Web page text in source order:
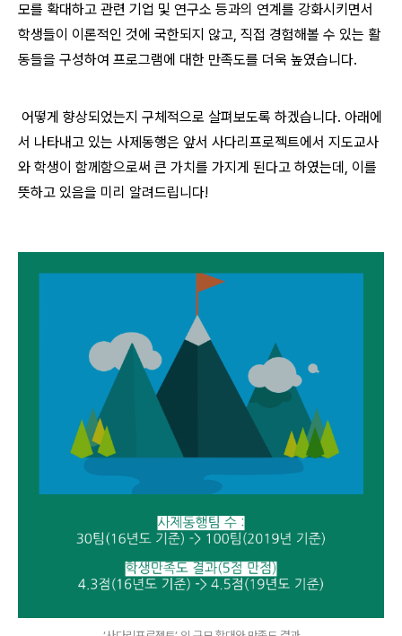
모를 확대하고 관련 기업 및 연구소 등과의 연계를 강화시키면서
학생들이 이론적인 것에 국한되지 않고, 직접 경험해볼 수 있는 활
동들을 구성하여 프로그램에 대한 만족도를 더욱 높였습니다.
어떻게 향상되었는지 구체적으로 살펴보도록 하겠습니다. 아래에
서 나타내고 있는 사제동행은 앞서 사다리프로젝트에서 지도교사
와 학생이 함께함으로써 큰 가치를 가지게 된다고 하였는데, 이를
뜻하고 있음을 미리 알려드립니다!